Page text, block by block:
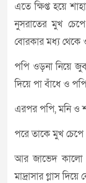
এতে ক্ষিপ্ত হয়ে
নুসরাতের মুখ
বোরকার মধ্য থেকে
পপি ওড়না নিয়ে
দিয়ে পা বাঁধে ও
এরপর পপি, মনি ও
পরে তাকে মুখ চেপে
আর জাভেদ কালো
মাদ্রাসার গ্লাস